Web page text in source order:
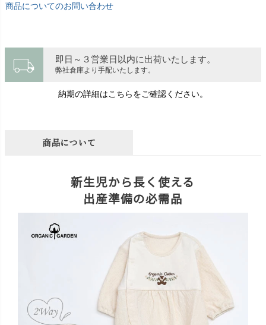
商品についてのお問い合わせ
local_shipping 即日～３営業日以内に出荷いたします。
弊社倉庫より手配いたします。
納期の詳細はこちらをご確認ください。
商品について
新生児から長く使える
出産準備の必需品